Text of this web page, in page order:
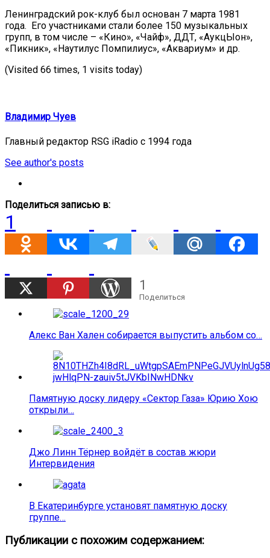
Ленинградский рок-клуб был основан 7 марта 1981
года. Его участниками стали более 150 музыкальных
групп, в том числе – «Кино», «Чайф», ДДТ, «АукцЫон»,
«Пикник», «Наутилус Помпилиус», «Аквариум» и др.
(Visited 66 times, 1 visits today)
Владимир Чуев
Главный редактор RSG iRadio с 1994 года
See author's posts
Поделиться записью в:
1
1
Поделиться
Алекс Ван Хален собирается выпустить альбом со…
Памятную доску лидеру «Сектор Газа» Юрию Хою
открыли…
Джо Линн Тёрнер войдёт в состав жюри
Интервидения
В Екатеринбурге установят памятную доску
группе…
Публикации с похожим содержанием: